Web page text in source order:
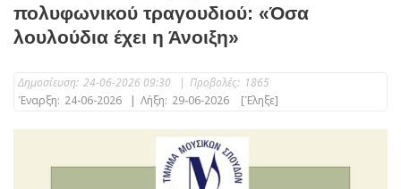
πολυφωνικού τραγουδιού: «Όσα
λουλούδια έχει η Άνοιξη»
Δημοσίευση: 24-06-2026 09:30 | Προβολές: 1865
Έναρξη: 24-06-2026 | Λήξη: 29-06-2026 [Έληξε]